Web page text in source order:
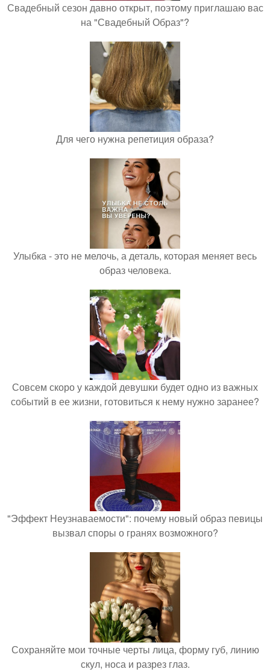
Свадебный сезон давно открыт, поэтому приглашаю вас
на "Свадебный Образ"?
Для чего нужна репетиция образа?
Улыбка - это не мелочь, а деталь, которая меняет весь
образ человека.
Совсем скоро у каждой девушки будет одно из важных
событий в ее жизни, готовиться к нему нужно заранее?
"Эффект Неузнаваемости": почему новый образ певицы
вызвал споры о гранях возможного?
Сохраняйте мои точные черты лица, форму губ, линию
скул, носа и разрез глаз.